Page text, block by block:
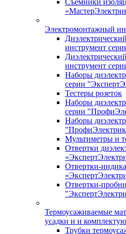
Съемники
Электромонтажный
инструмент
инструмент
Наборы
серии
Тестеры розеток
Наборы
серии
Наборы
Мультиметры и
Отвертки
Отвертки-
Отвертки-
Термоусаживаемые
усадки и и
Трубки